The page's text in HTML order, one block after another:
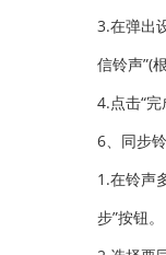
3.在弹出
信铃声”(
4.点击“完
6、同步
1.在铃声
步”按钮。